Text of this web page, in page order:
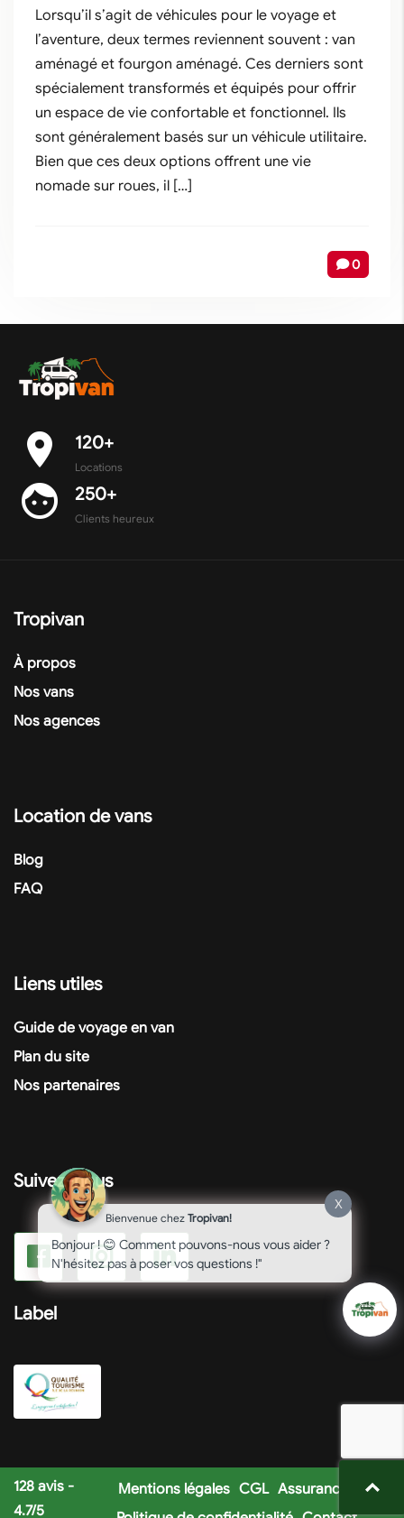
Lorsqu’il s’agit de véhicules pour le voyage et
l’aventure, deux termes reviennent souvent : van
aménagé et fourgon aménagé. Ces derniers sont
spécialement transformés et équipés pour offrir
un espace de vie confortable et fonctionnel. Ils
sont généralement basés sur un véhicule utilitaire.
Bien que ces deux options offrent une vie
nomade sur roues, il […]
0
place 120+
Locations
face 250+
Clients heureux
Tropivan
À propos
Nos vans
Nos agences
Location de vans
Blog
FAQ
Liens utiles
Guide de voyage en van
Plan du site
Nos partenaires
Suivez-nous
Label
128 avis -
4.7/5
Mentions légales CGL Assurances
X
Bienvenue chez Tropivan!
Bonjour ! 😊 Comment pouvons-nous vous aider ?
N'hésitez pas à poser vos questions !"